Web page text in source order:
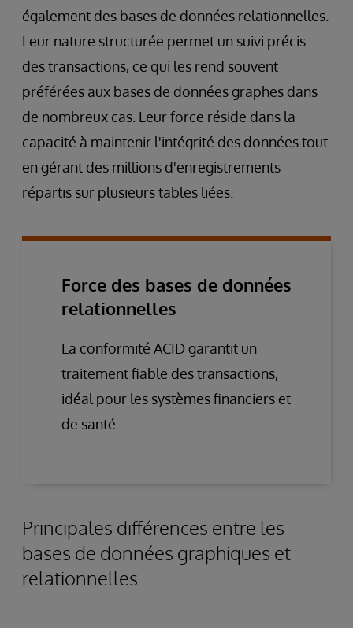
également des bases de données relationnelles.
Leur nature structurée permet un suivi précis
des transactions, ce qui les rend souvent
préférées aux bases de données graphes dans
de nombreux cas. Leur force réside dans la
capacité à maintenir l'intégrité des données tout
en gérant des millions d'enregistrements
répartis sur plusieurs tables liées.
Force des bases de données
relationnelles
La conformité ACID garantit un
traitement fiable des transactions,
idéal pour les systèmes financiers et
de santé.
Principales différences entre les
bases de données graphiques et
relationnelles